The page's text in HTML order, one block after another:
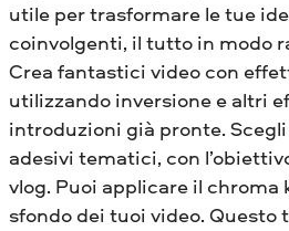
utile per trasformare le tue
coinvolgenti, il tutto in modo
Crea fantastici video con
utilizzando inversione e altri
introduzioni già pronte.
adesivi tematici, con
vlog. Puoi applicare il chroma
sfondo dei tuoi video.